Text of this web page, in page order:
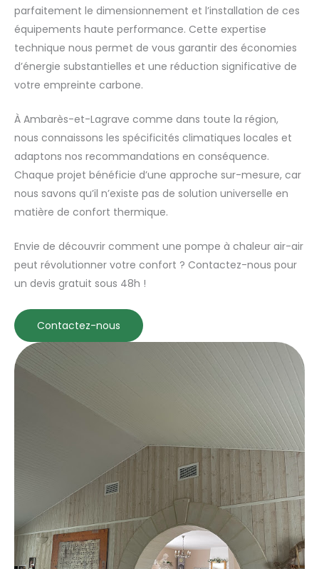
parfaitement le dimensionnement et l’installation de ces
équipements haute performance. Cette expertise
technique nous permet de vous garantir des économies
d’énergie substantielles et une réduction significative de
votre empreinte carbone.
À Ambarès-et-Lagrave comme dans toute la région,
nous connaissons les spécificités climatiques locales et
adaptons nos recommandations en conséquence.
Chaque projet bénéficie d’une approche sur-mesure, car
nous savons qu’il n’existe pas de solution universelle en
matière de confort thermique.
Envie de découvrir comment une pompe à chaleur air-air
peut révolutionner votre confort ? Contactez-nous pour
un devis gratuit sous 48h !
Contactez-nous